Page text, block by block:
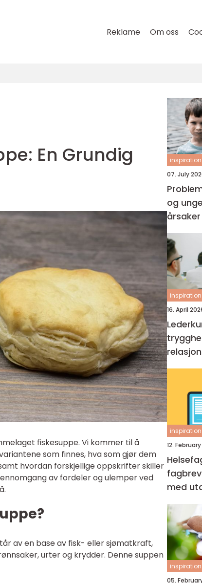
Reklame Om oss
En Grundig
fiskesuppe. Vi kommer til å
som finnes, hva som gjør dem
hvordan forskjellige oppskrifter skiller
av fordeler og ulemper ved
av en base av fisk- eller sjømatkraft,
urter og krydder. Denne suppen
inspiration
07. July
og
inspiration
16. April
og
inspiration
12.
fagbrev slik lykkes du
med
voksen
inspiration
05.